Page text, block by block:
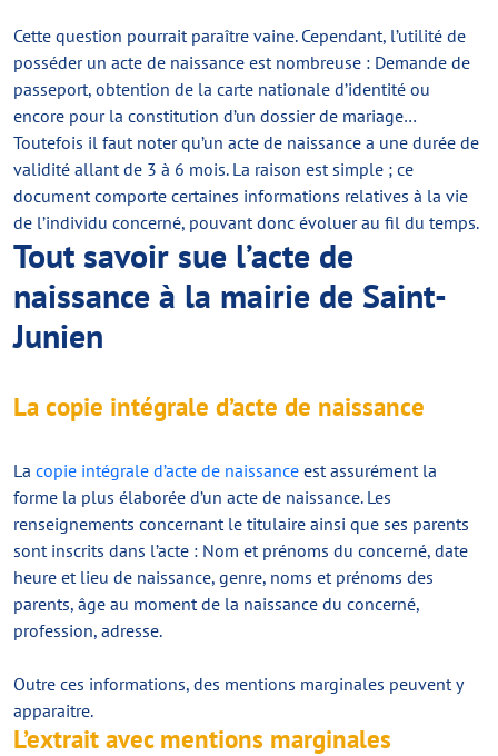
Cette question pourrait paraître vaine. Cependant, l’utilité de
posséder un acte de naissance est nombreuse : Demande de
passeport, obtention de la carte nationale d’identité ou
encore pour la constitution d’un dossier de mariage…
Toutefois il faut noter qu’un acte de naissance a une durée de
validité allant de 3 à 6 mois. La raison est simple ; ce
document comporte certaines informations relatives à la vie
de l’individu concerné, pouvant donc évoluer au fil du temps.
Tout savoir sue l’acte de
naissance à la mairie de Saint-
Junien
La copie intégrale d’acte de naissance
La copie intégrale d’acte de naissance est assurément la
forme la plus élaborée d’un acte de naissance. Les
renseignements concernant le titulaire ainsi que ses parents
sont inscrits dans l’acte : Nom et prénoms du concerné, date
heure et lieu de naissance, genre, noms et prénoms des
parents, âge au moment de la naissance du concerné,
profession, adresse.
Outre ces informations, des mentions marginales peuvent y
apparaitre.
L’extrait avec mentions marginales